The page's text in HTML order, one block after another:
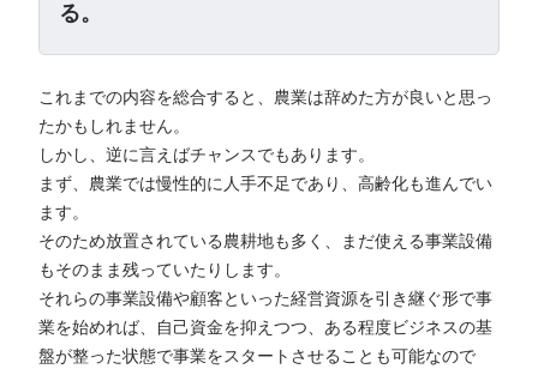
る。
これまでの内容を総合すると、農業は辞めた方が良いと思っ
たかもしれません。
しかし、逆に言えばチャンスでもあります。
まず、農業では慢性的に人手不足であり、高齢化も進んでい
ます。
そのため放置されている農耕地も多く、まだ使える事業設備
もそのまま残っていたりします。
それらの事業設備や顧客といった経営資源を引き継ぐ形で事
業を始めれば、自己資金を抑えつつ、ある程度ビジネスの基
盤が整った状態で事業をスタートさせることも可能なので